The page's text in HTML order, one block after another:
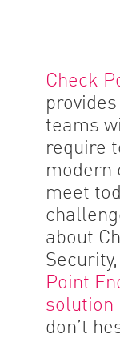
Check
teams
require
modern
meet
about
Point
solution
don’t